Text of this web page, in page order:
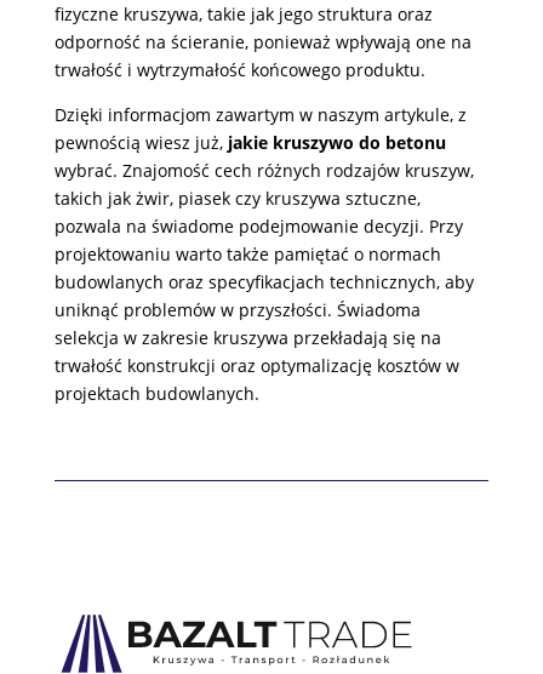
fizyczne kruszywa, takie jak jego struktura oraz
odporność na ścieranie, ponieważ wpływają one na
trwałość i wytrzymałość końcowego produktu.
Dzięki informacjom zawartym w naszym artykule, z
pewnością wiesz już, jakie kruszywo do betonu
wybrać. Znajomość cech różnych rodzajów kruszyw,
takich jak żwir, piasek czy kruszywa sztuczne,
pozwala na świadome podejmowanie decyzji. Przy
projektowaniu warto także pamiętać o normach
budowlanych oraz specyfikacjach technicznych, aby
uniknąć problemów w przyszłości. Świadoma
selekcja w zakresie kruszywa przekładają się na
trwałość konstrukcji oraz optymalizację kosztów w
projektach budowlanych.